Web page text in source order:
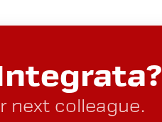
next colleague.